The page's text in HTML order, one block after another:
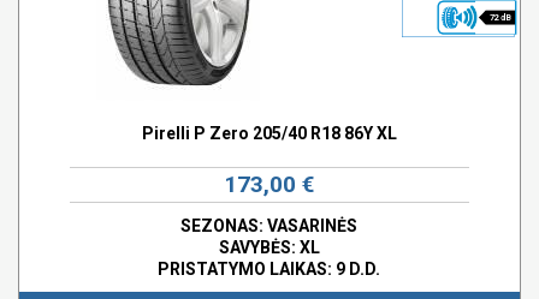
72 dB
Pirelli P Zero 205/40 R18 86Y XL
173,00 €
SEZONAS: VASARINĖS
SAVYBĖS: XL
PRISTATYMO LAIKAS: 9 D.D.